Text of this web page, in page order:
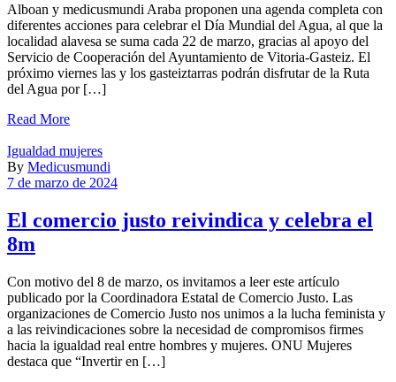
Alboan y medicusmundi Araba proponen una agenda completa con
diferentes acciones para celebrar el Día Mundial del Agua, al que la
localidad alavesa se suma cada 22 de marzo, gracias al apoyo del
Servicio de Cooperación del Ayuntamiento de Vitoria-Gasteiz. El
próximo viernes las y los gasteiztarras podrán disfrutar de la Ruta
del Agua por […]
Read More
Igualdad mujeres
By Medicusmundi
7 de marzo de 2024
El comercio justo reivindica y celebra el
8m
Con motivo del 8 de marzo, os invitamos a leer este artículo
publicado por la Coordinadora Estatal de Comercio Justo. Las
organizaciones de Comercio Justo nos unimos a la lucha feminista y
a las reivindicaciones sobre la necesidad de compromisos firmes
hacia la igualdad real entre hombres y mujeres. ONU Mujeres
destaca que “Invertir en […]